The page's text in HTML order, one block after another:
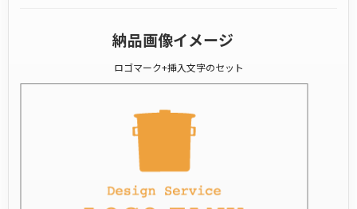
納品画像イメージ
ロゴマーク+挿入文字のセット